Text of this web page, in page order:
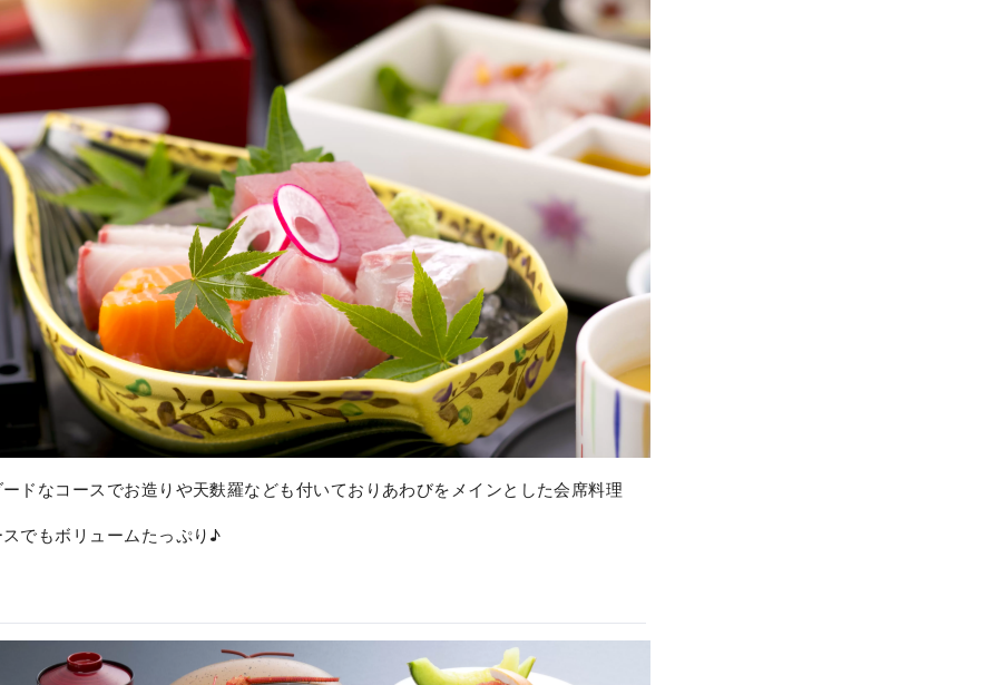
ドなコースでお造りや天麩羅なども付いておりあわびをメインとした会席料理
でもボリュームたっぷり♪